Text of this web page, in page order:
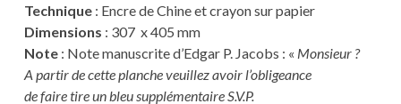
Technique: Encre de Chine et crayon sur papier
Dimensions : 307 x 405 mm
Note: Note manuscrite d’Edgar P. Jacobs : « Monsieur ?
A partir de cette planche veuillez avoir l’obligeance
de faire tire un bleu supplémentaire S.V.P.